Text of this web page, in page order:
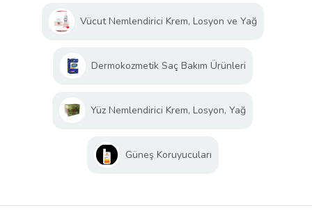
Vücut Nemlendirici Krem, Losyon ve Yağ
Dermokozmetik Saç Bakım Ürünleri
Yüz Nemlendirici Krem, Losyon, Yağ
Güneş Koruyucuları